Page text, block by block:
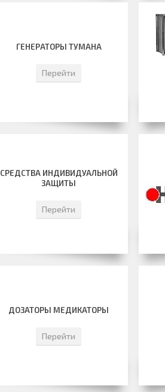
ГЕНЕРАТОРЫ ТУМАНА
Перейти
СРЕДСТВА ИНДИВИДУАЛЬНОЙ
ЗАЩИТЫ
Перейти
ДОЗАТОРЫ МЕДИКАТОРЫ
Перейти